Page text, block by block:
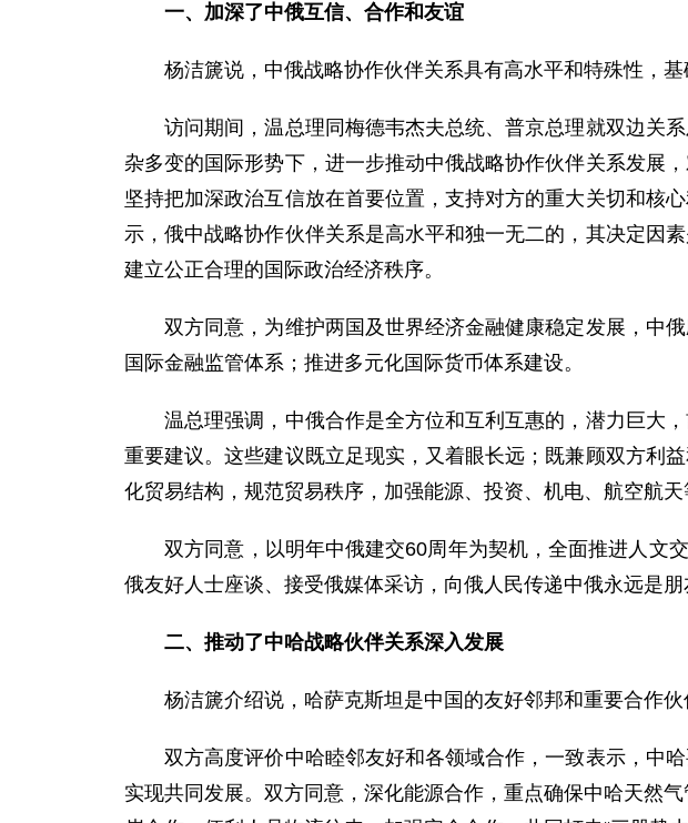
一、加深了中俄互信、合作和友谊
杨洁篪说，中俄战略协作伙伴关系具有高水平和特殊性，基
访问期间，温总理同梅德韦杰夫总统、普京总理就双边关系
杂多变的国际形势下，进一步推动中俄战略协作伙伴关系发展
坚持把加深政治互信放在首要位置，支持对方的重大关切和核
示，俄中战略协作伙伴关系是高水平和独一无二的，其决定因
建立公正合理的国际政治经济秩序。
双方同意，为维护两国及世界经济金融健康稳定发展，中俄
国际金融监管体系；推进多元化国际货币体系建设。
温总理强调，中俄合作是全方位和互利互惠的，潜力巨大，
重要建议。这些建议既立足现实，又着眼长远；既兼顾双方利
化贸易结构，规范贸易秩序，加强能源、投资、机电、航空航
双方同意，以明年中俄建交60周年为契机，全面推进人文交
俄友好人士座谈、接受俄媒体采访，向俄人民传递中俄永远是朋
二、推动了中哈战略伙伴关系深入发展
杨洁篪介绍说，哈萨克斯坦是中国的友好邻邦和重要合作伙
双方高度评价中哈睦邻友好和各领域合作，一致表示，中哈
实现共同发展。双方同意，深化能源合作，重点确保中哈天然